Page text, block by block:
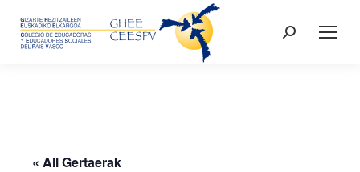
Search:
« All Gertaerak